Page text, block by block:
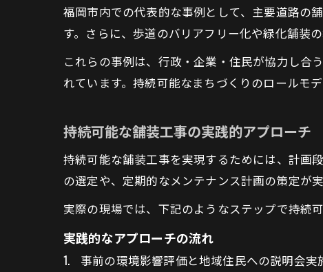
福岡市内での代表的な事例として、主要道路の
す。さらに、歩道のバリアフリー化や緑化舗装
これらの事例は、行政・企業・住民が協力し合
れています。持続可能なまちづくりのロールモ
持続可能な舗装工事の実践的アプローチ
持続可能な舗装工事を実現するためには、計画
の選定や、定期的なメンテナンス計画の策定が実
実際の現場では、下記のようなステップで持続
実践的なアプローチの流れ
事前の環境影響評価と地域住民への説明会実